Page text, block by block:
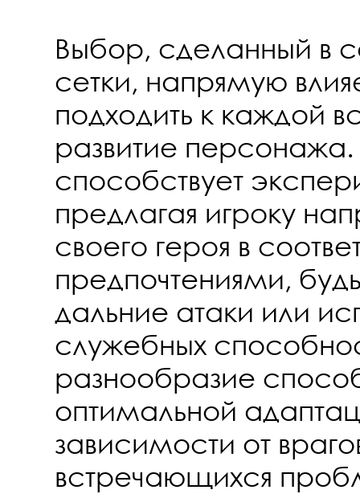
Выбор, сделанный в
сетки, напрямую
подходить к каждой
развитие
способствует
предлагая игроку
своего героя в
предпочтениями,
дальние атаки или
служебных
разнообразие
оптимальной
зависимости от
встречающихся